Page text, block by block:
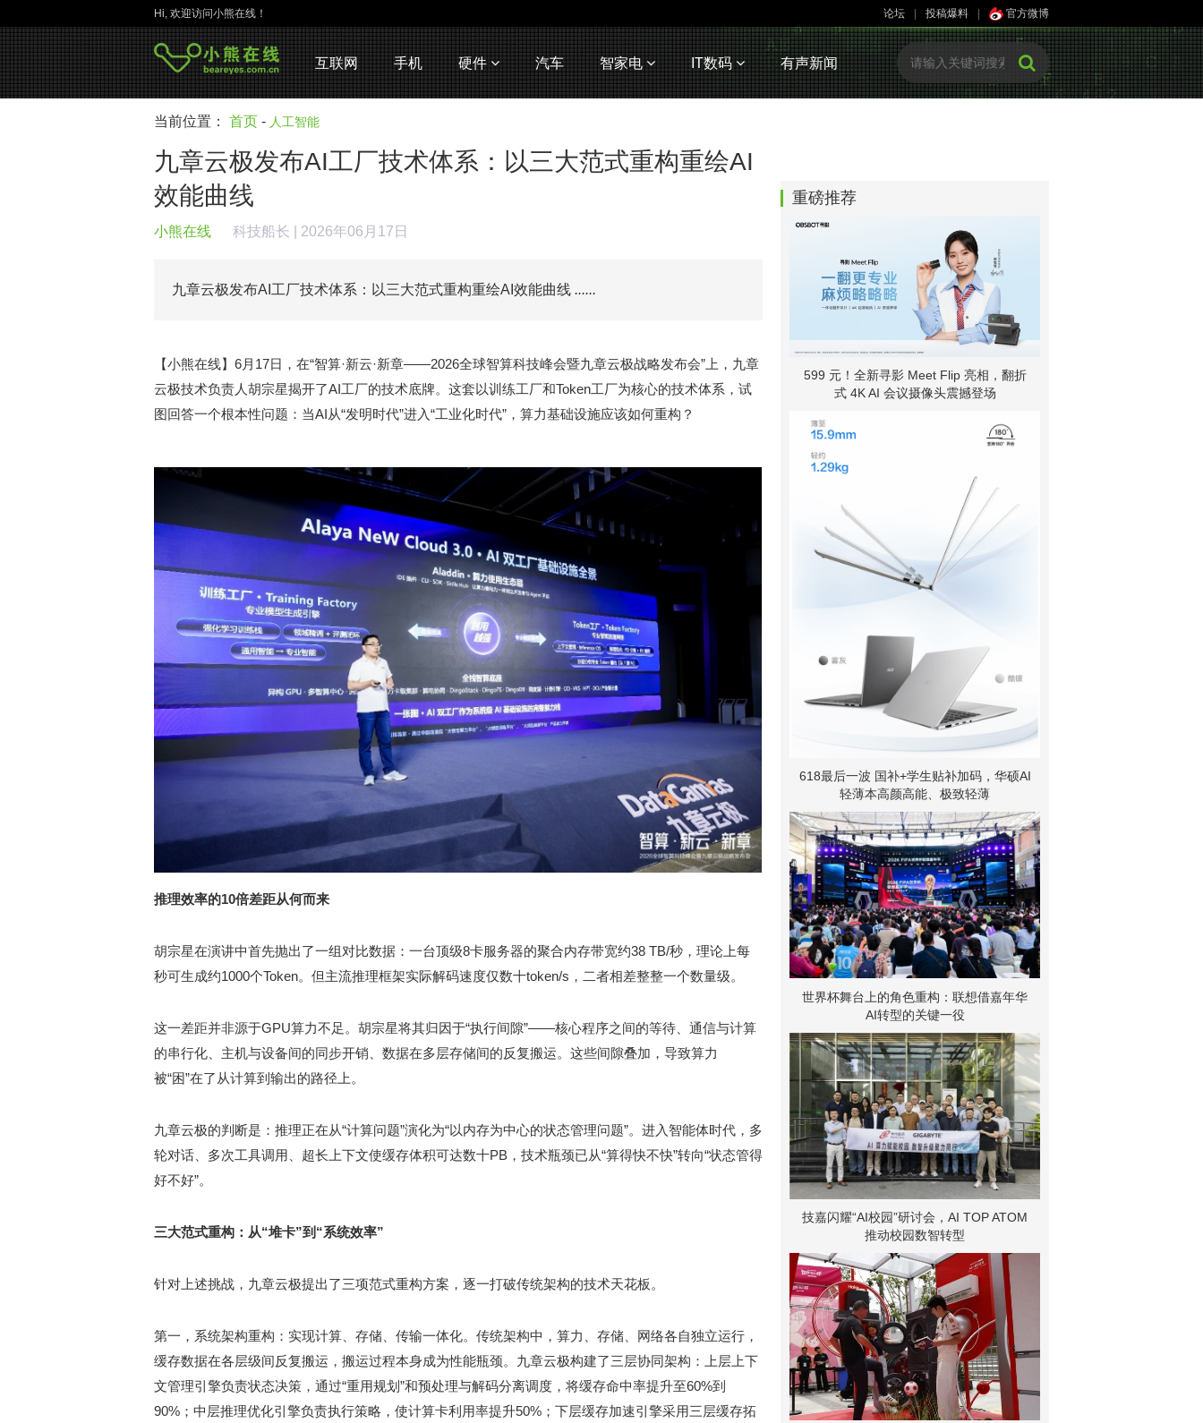
Hi, 欢迎访问小熊在线！ 论坛 投稿爆料 官方微博
互联网 手机 硬件 汽车 智家电 IT数码 有声新闻
当前位置： 首页 - 人工智能
九章云极发布AI工厂技术体系：以三大范式重构重绘AI
效能曲线
小熊在线 科技船长 | 2026年06月17日
九章云极发布AI工厂技术体系：以三大范式重构重绘AI效能曲线 ......
【小熊在线】6月17日，在“智算·新云·新章——2026全球智算科技峰会暨九章云极战略发布会”上，九章
云极技术负责人胡宗星揭开了AI工厂的技术底牌。这套以训练工厂和Token工厂为核心的技术体系，试
图回答一个根本性问题：当AI从“发明时代”进入“工业化时代”，算力基础设施应该如何重构？
推理效率的10倍差距从何而来
胡宗星在演讲中首先抛出了一组对比数据：一台顶级8卡服务器的聚合内存带宽约38 TB/秒，理论上每
秒可生成约1000个Token。但主流推理框架实际解码速度仅数十token/s，二者相差整整一个数量级。
这一差距并非源于GPU算力不足。胡宗星将其归因于“执行间隙”——核心程序之间的等待、通信与计算
的串行化、主机与设备间的同步开销、数据在多层存储间的反复搬运。这些间隙叠加，导致算力
被“困”在了从计算到输出的路径上。
九章云极的判断是：推理正在从“计算问题”演化为“以内存为中心的状态管理问题”。进入智能体时代，多
轮对话、多次工具调用、超长上下文使缓存体积可达数十PB，技术瓶颈已从“算得快不快”转向“状态管得
好不好”。
三大范式重构：从“堆卡”到“系统效率”
针对上述挑战，九章云极提出了三项范式重构方案，逐一打破传统架构的技术天花板。
第一，系统架构重构：实现计算、存储、传输一体化。传统架构中，算力、存储、网络各自独立运行，
缓存数据在各层级间反复搬运，搬运过程本身成为性能瓶颈。九章云极构建了三层协同架构：上层上下
文管理引擎负责状态决策，通过“重用规划”和预处理与解码分离调度，将缓存命中率提升至60%到
90%；中层推理优化引擎负责执行策略，使计算卡利用率提升50%；下层缓存加速引擎采用三层缓存拓
重磅推荐
599 元！全新寻影 Meet Flip 亮相，翻折
式 4K AI 会议摄像头震撼登场
618最后一波 国补+学生贴补加码，华硕AI
轻薄本高颜高能、极致轻薄
世界杯舞台上的角色重构：联想借嘉年华
AI转型的关键一役
技嘉闪耀“AI校园”研讨会，AI TOP ATOM
推动校园数智转型